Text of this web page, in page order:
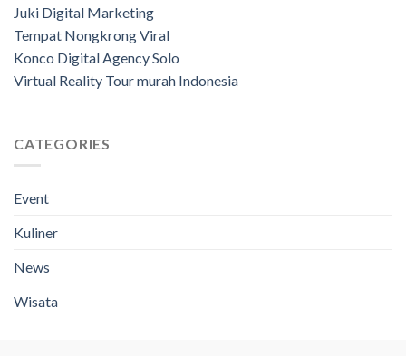
Juki Digital Marketing
Tempat Nongkrong Viral
Konco Digital Agency Solo
Virtual Reality Tour murah Indonesia
CATEGORIES
Event
Kuliner
News
Wisata